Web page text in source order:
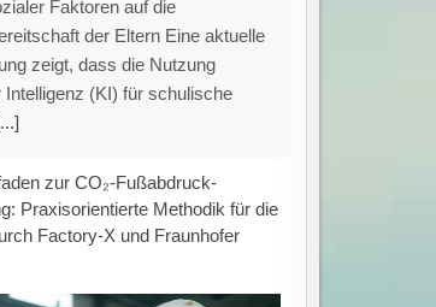
vergleichbare und
Berechnung des CO₂-
von Industrieprodukten Die
CO₂-Fußabdrucks eines
stellt Unternehmen vor
–[...]
stärken grüne
Unterstützung für